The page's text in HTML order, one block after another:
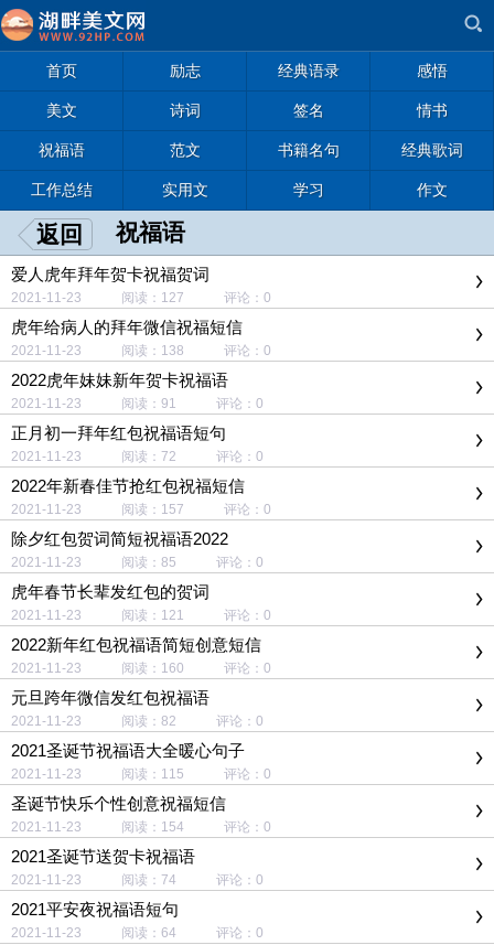
首页 励志 经典语录 感悟
美文 诗词 签名 情书
祝福语 范文 书籍名句 经典歌词
工作总结 实用文 学习 作文
返回 祝福语
爱人虎年拜年贺卡祝福贺词
2021-11-23 阅读：127 评论：0
虎年给病人的拜年微信祝福短信
2021-11-23 阅读：138 评论：0
2022虎年妹妹新年贺卡祝福语
2021-11-23 阅读：91 评论：0
正月初一拜年红包祝福语短句
2021-11-23 阅读：72 评论：0
2022年新春佳节抢红包祝福短信
2021-11-23 阅读：157 评论：0
除夕红包贺词简短祝福语2022
2021-11-23 阅读：85 评论：0
虎年春节长辈发红包的贺词
2021-11-23 阅读：121 评论：0
2022新年红包祝福语简短创意短信
2021-11-23 阅读：160 评论：0
元旦跨年微信发红包祝福语
2021-11-23 阅读：82 评论：0
2021圣诞节祝福语大全暖心句子
2021-11-23 阅读：115 评论：0
圣诞节快乐个性创意祝福短信
2021-11-23 阅读：154 评论：0
2021圣诞节送贺卡祝福语
2021-11-23 阅读：74 评论：0
2021平安夜祝福语短句
2021-11-23 阅读：64 评论：0